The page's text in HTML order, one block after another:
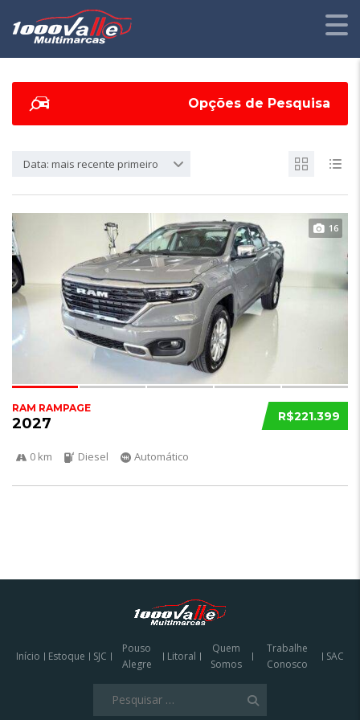
Opções de Pesquisa
Data: mais recente primeiro
16
R$221.399
RAM RAMPAGE
2027
0 km Diesel Automático
Início Estoque SJC
Pouso
Alegre
Litoral
Quem
Somos
Trabalhe
Conosco
SAC